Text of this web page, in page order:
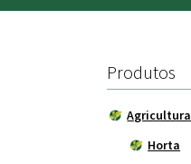
Produtos
Agricultura
Horta